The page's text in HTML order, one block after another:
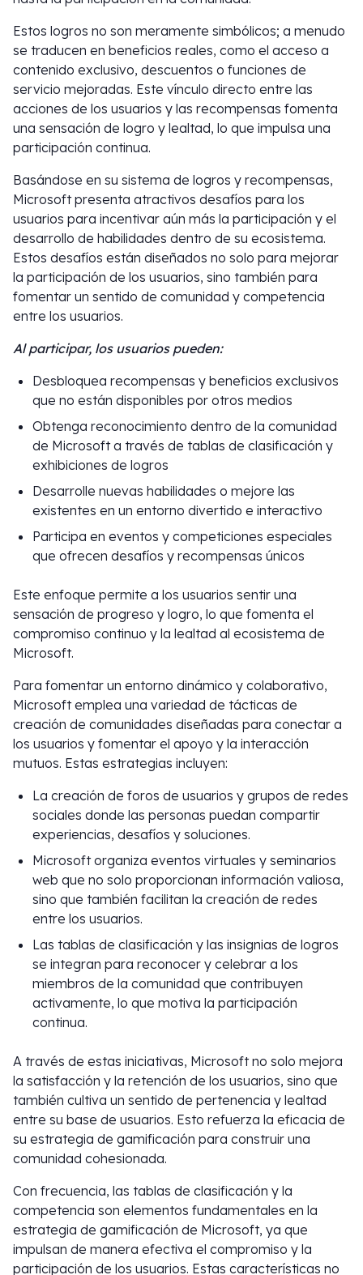
Estos logros no son meramente simbólicos; a menudo
se traducen en beneficios reales, como el acceso a
contenido exclusivo, descuentos o funciones de
servicio mejoradas. Este vínculo directo entre las
acciones de los usuarios y las recompensas fomenta
una sensación de logro y lealtad, lo que impulsa una
participación continua.
Basándose en su sistema de logros y recompensas,
Microsoft presenta atractivos desafíos para los
usuarios para incentivar aún más la participación y el
desarrollo de habilidades dentro de su ecosistema.
Estos desafíos están diseñados no solo para mejorar
la participación de los usuarios, sino también para
fomentar un sentido de comunidad y competencia
entre los usuarios.
Al participar, los usuarios pueden:
Desbloquea recompensas y beneficios exclusivos
que no están disponibles por otros medios
Obtenga reconocimiento dentro de la comunidad
de Microsoft a través de tablas de clasificación y
exhibiciones de logros
Desarrolle nuevas habilidades o mejore las
existentes en un entorno divertido e interactivo
Participa en eventos y competiciones especiales
que ofrecen desafíos y recompensas únicos
Este enfoque permite a los usuarios sentir una
sensación de progreso y logro, lo que fomenta el
compromiso continuo y la lealtad al ecosistema de
Microsoft.
Para fomentar un entorno dinámico y colaborativo,
Microsoft emplea una variedad de tácticas de
creación de comunidades diseñadas para conectar a
los usuarios y fomentar el apoyo y la interacción
mutuos. Estas estrategias incluyen:
La creación de foros de usuarios y grupos de redes
sociales donde las personas puedan compartir
experiencias, desafíos y soluciones.
Microsoft organiza eventos virtuales y seminarios
web que no solo proporcionan información valiosa,
sino que también facilitan la creación de redes
entre los usuarios.
Las tablas de clasificación y las insignias de logros
se integran para reconocer y celebrar a los
miembros de la comunidad que contribuyen
activamente, lo que motiva la participación
continua.
A través de estas iniciativas, Microsoft no solo mejora
la satisfacción y la retención de los usuarios, sino que
también cultiva un sentido de pertenencia y lealtad
entre su base de usuarios. Esto refuerza la eficacia de
su estrategia de gamificación para construir una
comunidad cohesionada.
Con frecuencia, las tablas de clasificación y la
competencia son elementos fundamentales en la
estrategia de gamificación de Microsoft, ya que
impulsan de manera efectiva el compromiso y la
participación de los usuarios. Estas características no